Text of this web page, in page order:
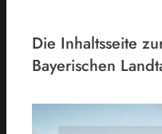
Die Inhaltsseite
Bayerischen